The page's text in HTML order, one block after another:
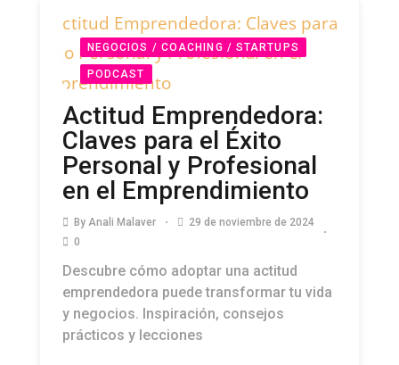
NEGOCIOS / COACHING / STARTUPS
PODCAST
Actitud Emprendedora:
Claves para el Éxito
Personal y Profesional
en el Emprendimiento
By Anali Malaver
29 de noviembre de 2024
0
Descubre cómo adoptar una actitud
emprendedora puede transformar tu vida
y negocios. Inspiración, consejos
prácticos y lecciones